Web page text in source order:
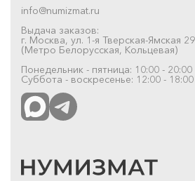
info@numizmat.ru
Выдача заказов:
г. Москва, ул. 1-я Тверская-Ямская
(Метро Белорусская, Кольцевая)
Понедельник - пятница: 10:00 - 20:00
Суббота - воскресенье: 12:00 - 18:00